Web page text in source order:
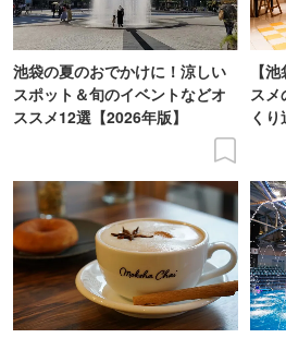
池袋の夏のおでかけに！涼しい
スポット＆旬のイベントなどオ
ススメ12選【2026年版】
【
ス
く